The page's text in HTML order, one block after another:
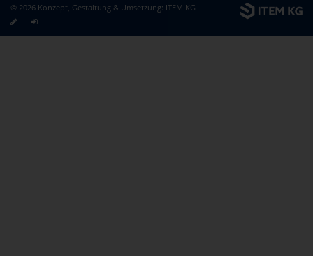
© 2026 Konzept, Gestaltung & Umsetzung: ITEM KG